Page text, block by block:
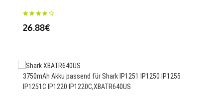
26.88€
3750mAh Akku passend für Shark IP1251 IP1250 IP1255
IP1251C IP1220 IP1220C,XBATR640US